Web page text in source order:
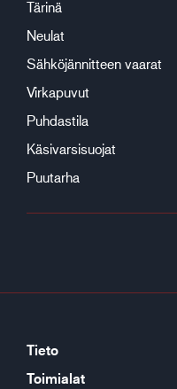
Tärinä
Neulat
Sähköjännitteen vaarat
Virkapuvut
Puhdastila
Käsivarsisuojat
Puutarha
Tieto
Toimialat